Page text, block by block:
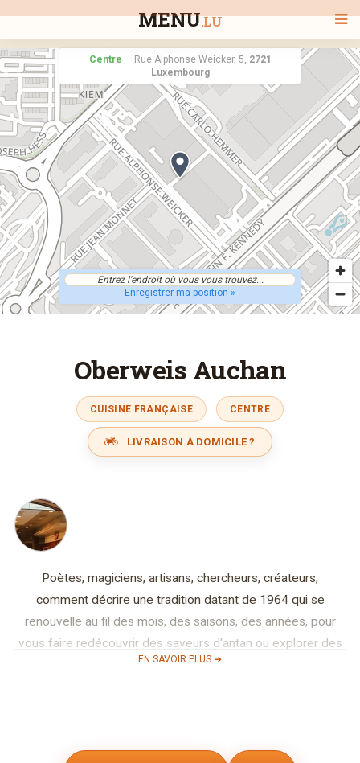
MENU.LU
BIENVENUE
TOUS LES RESTAURANTS
RECHERCHER UN RESTAURANT
Centre —Rue Alphonse Weicker, 5, 2721
Luxembourg
Enregistrer ma position »
Oberweis Auchan
CUISINE FRANÇAISE CENTRE
LIVRAISON À DOMICILE ?
EN SAVOIR PLUS ➜
Poètes, magiciens, artisans, chercheurs, créateurs,
comment décrire une tradition datant de 1964 qui se
renouvelle au fil des mois, des saisons, des années, pour
vous faire redécouvrir des saveurs d'antan ou explorer des
parfums de voyage. A l'origine de cette renommée, les
prononcée de la qualité, une volonté perpétuelle